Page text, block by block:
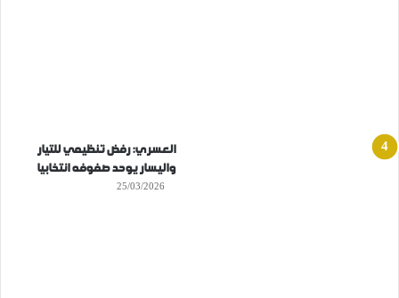
العسري: رفض تنظيمي للتيار
واليسار يوحد صفوفه انتخابيا
25/03/2026